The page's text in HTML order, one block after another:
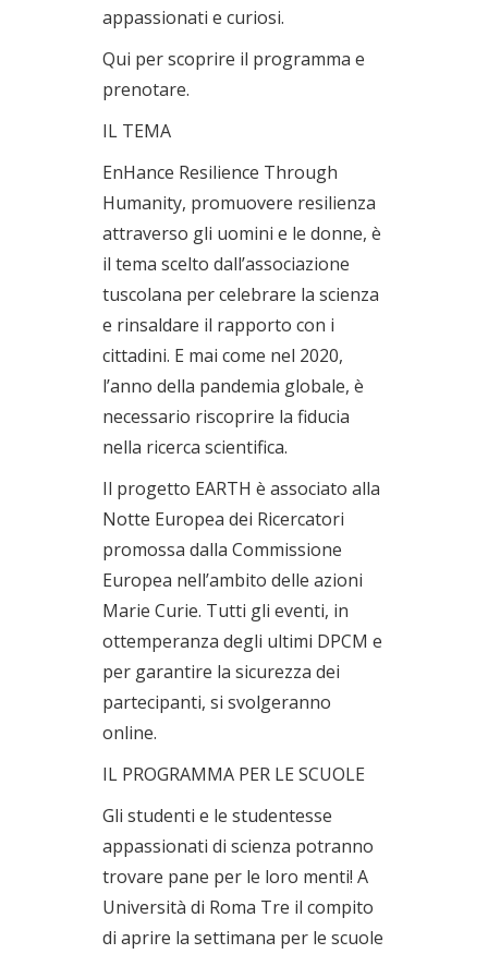
appassionati e curiosi.
Qui per scoprire il programma e
prenotare.
IL TEMA
EnHance Resilience Through
Humanity, promuovere resilienza
attraverso gli uomini e le donne, è
il tema scelto dall’associazione
tuscolana per celebrare la scienza
e rinsaldare il rapporto con i
cittadini. E mai come nel 2020,
l’anno della pandemia globale, è
necessario riscoprire la fiducia
nella ricerca scientifica.
Il progetto EARTH è associato alla
Notte Europea dei Ricercatori
promossa dalla Commissione
Europea nell’ambito delle azioni
Marie Curie. Tutti gli eventi, in
ottemperanza degli ultimi DPCM e
per garantire la sicurezza dei
partecipanti, si svolgeranno
online.
IL PROGRAMMA PER LE SCUOLE
Gli studenti e le studentesse
appassionati di scienza potranno
trovare pane per le loro menti! A
Università di Roma Tre il compito
di aprire la settimana per le scuole